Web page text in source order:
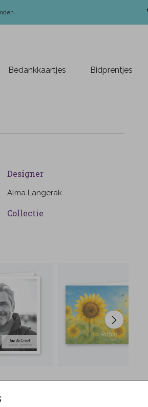
Bedankkaartjes Bidprentjes
Designer
Alma Langerak
Collectie